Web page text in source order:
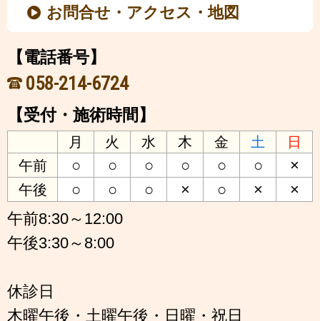
お問合せ・アクセス・地図
【電話番号】
058-214-6724
【受付・施術時間】
月 火 水 木 金 土
日
午前
○ ○ ○ ○ ○ ○ ×
午後 ○ ○ ○ × ○ ×
×
午前8:30～12:00
午後3:30～8:00
休診日
木曜午後・土曜午後・日曜・祝日